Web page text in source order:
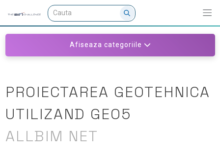
Afiseaza categoriile
PROIECTAREA GEOTEHNICA
UTILIZAND GEO5
ALLBIM NET